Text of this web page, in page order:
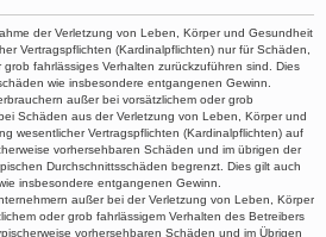
der Verletzung von Leben, Körper und Gesundheit
Vertragspflichten (Kardinalpflichten) nur für Schäden,
fahrlässiges Verhalten zurückzuführen sind. Dies
wie insbesondere entgangenen Gewinn.
außer bei vorsätzlichem oder grob
Schäden aus der Verletzung von Leben, Körper und
wesentlicher Vertragspflichten (Kardinalpflichten) auf
vorhersehbaren Schäden und im übrigen der
Durchschnittsschäden begrenzt. Dies gilt auch
insbesondere entgangenen Gewinn.
außer bei der Verletzung von Leben, Körper
oder grob fahrlässigem Verhalten des Betreibers
vorhersehbaren Schäden und im Übrigen